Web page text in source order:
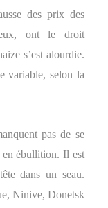
des prix des
ont le droit
s’est alourdie.
variable, selon la
pas de se
en ébullition. Il est
dans un seau.
Ninive, Donetsk